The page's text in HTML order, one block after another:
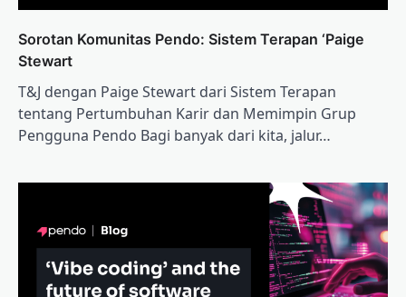
Sorotan Komunitas Pendo: Sistem Terapan ‘Paige
Stewart
T&J dengan Paige Stewart dari Sistem Terapan
tentang Pertumbuhan Karir dan Memimpin Grup
Pengguna Pendo Bagi banyak dari kita, jalur…